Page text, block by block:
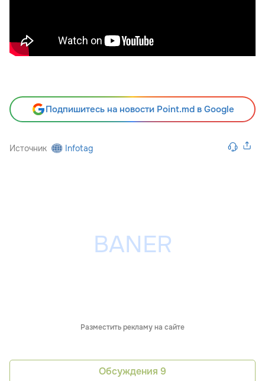
Подпишитесь на новости Point.md в Google
Источник Infotag
Разместить рекламу на сайте
Обсуждения 9